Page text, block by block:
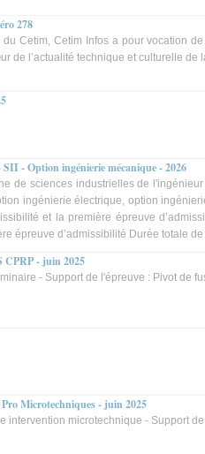
278
du Cetim, Cetim Infos a pour vocation
de l’actualité technique et culturelle de
- Option ingénierie mécanique - 2026
de sciences industrielles de
ingénierie électrique, option
et la première épreuve
épreuve d’admissibilité Durée totale de
CPRP - juin 2025
- Support de l'épreuve : Pivot de
Microtechniques - juin 2025
intervention microtechnique - Support